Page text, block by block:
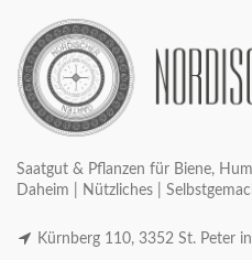
Saatgut & Pflanzen für Biene,
Daheim | Nützliches |
Kürnberg 110, 3352 St. Peter